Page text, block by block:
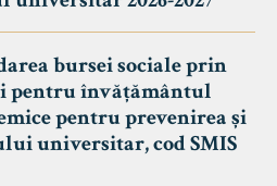
bursei sociale prin
pentru învățământul
pentru prevenirea și
universitar, cod SMIS